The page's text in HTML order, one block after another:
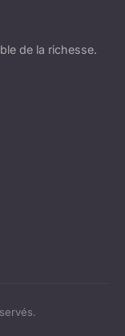
de la richesse.